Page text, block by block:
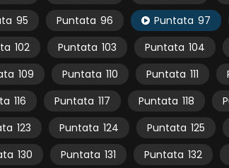
95 Puntata 96 Puntata 97
102 Puntata 103 Puntata 104
109 Puntata 110 Puntata 111
116 Puntata 117 Puntata 118
123 Puntata 124 Puntata 125
130 Puntata 131 Puntata 132